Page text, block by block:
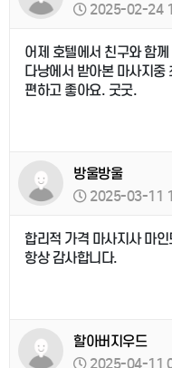
2025-02-24
어제 호텔에서 친구와 함
다낭에서 받아본 마사지
편하고 좋아요. 굿굿.
방울방울
2025-03-11
합리적 가격 마사지사 마
항상 감사합니다.
할아버지우드
2025-04-11